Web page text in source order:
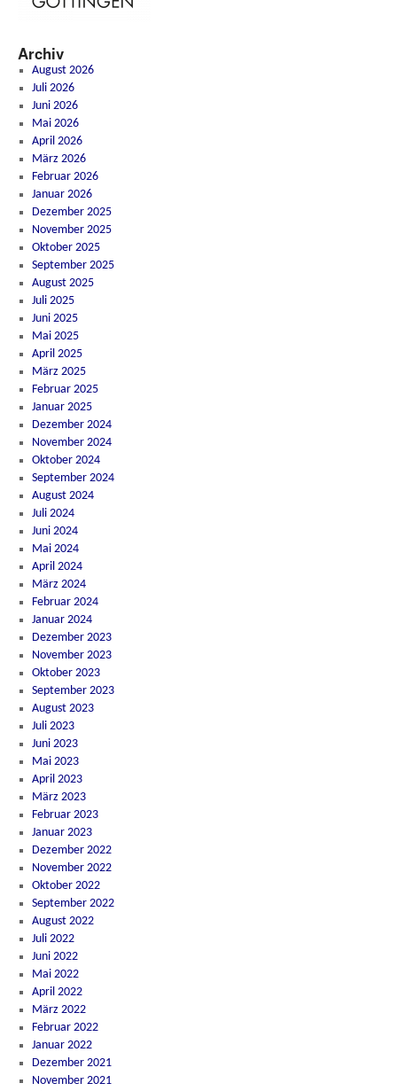
Archiv
August 2026
Juli 2026
Juni 2026
Mai 2026
April 2026
März 2026
Februar 2026
Januar 2026
Dezember 2025
November 2025
Oktober 2025
September 2025
August 2025
Juli 2025
Juni 2025
Mai 2025
April 2025
März 2025
Februar 2025
Januar 2025
Dezember 2024
November 2024
Oktober 2024
September 2024
August 2024
Juli 2024
Juni 2024
Mai 2024
April 2024
März 2024
Februar 2024
Januar 2024
Dezember 2023
November 2023
Oktober 2023
September 2023
August 2023
Juli 2023
Juni 2023
Mai 2023
April 2023
März 2023
Februar 2023
Januar 2023
Dezember 2022
November 2022
Oktober 2022
September 2022
August 2022
Juli 2022
Juni 2022
Mai 2022
April 2022
März 2022
Februar 2022
Januar 2022
Dezember 2021
November 2021